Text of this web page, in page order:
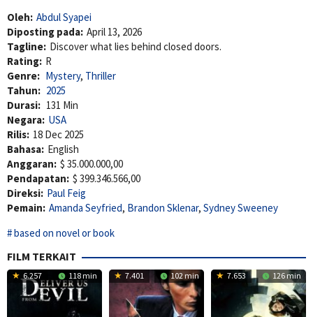
Oleh: Abdul Syapei
Diposting pada: April 13, 2026
Tagline: Discover what lies behind closed doors.
Rating: R
Genre: Mystery, Thriller
Tahun: 2025
Durasi: 131 Min
Negara: USA
Rilis: 18 Dec 2025
Bahasa: English
Anggaran: $ 35.000.000,00
Pendapatan: $ 399.346.566,00
Direksi: Paul Feig
Pemain: Amanda Seyfried, Brandon Sklenar, Sydney Sweeney
based on novel or book
FILM TERKAIT
6.257 118 min 7.401 102 min 7.653 126 min